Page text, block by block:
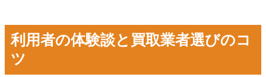
利用者の体験談と買取業者選びのコ
ツ